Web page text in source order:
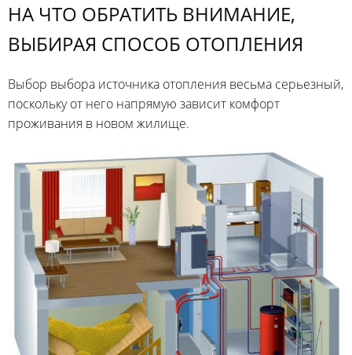
НА ЧТО ОБРАТИТЬ ВНИМАНИЕ,
ВЫБИРАЯ СПОСОБ ОТОПЛЕНИЯ
Выбор выбора источника отопления весьма серьезный,
поскольку от него напрямую зависит комфорт
проживания в новом жилище.